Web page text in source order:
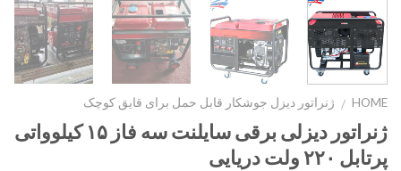
HOME
/ ژنراتور دیزل جوشکار قابل حمل برای قایق کوچک
ژنراتور دیزلی برقی سایلنت سه فاز ۱۵ کیلوواتی
پرتابل ۲۲۰ ولت دریایی